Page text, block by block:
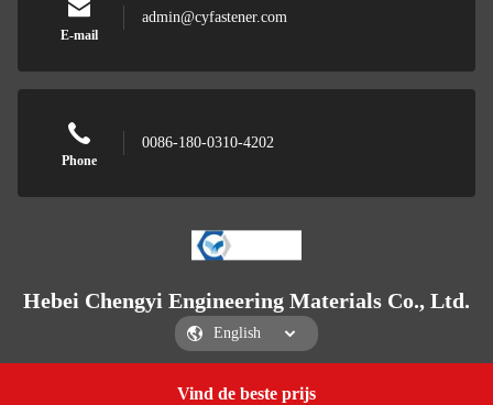
Vind de beste prijs
E-mail
admin@cyfastener.com
Phone
0086-180-0310-4202
Hebei Chengyi Engineering Materials Co., Ltd.
Hebei Chengyi Engineering Materials Co., Ltd.